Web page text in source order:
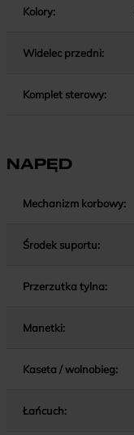
Kolory:
Widelec przedni:
Komplet sterowy:
NAPĘD
Mechanizm korbowy:
Środek suportu:
Przerzutka tylna:
Manetki:
Kaseta / wolnobieg:
Łańcuch: